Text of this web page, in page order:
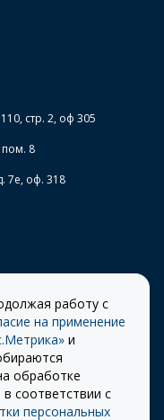
стр. 2, оф 305
пом. 8
7е, оф. 318
Разработка сайта –
ITECH
работу с
на применение
и
обработке
соответствии с
персональных